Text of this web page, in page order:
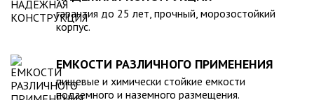
гарантия до 25 лет, прочный, морозостойкий
корпус.
ЕМКОСТИ РАЗЛИЧНОГО ПРИМЕНЕНИЯ
пищевые и химически стойкие емкости
подземного и наземного размещения.